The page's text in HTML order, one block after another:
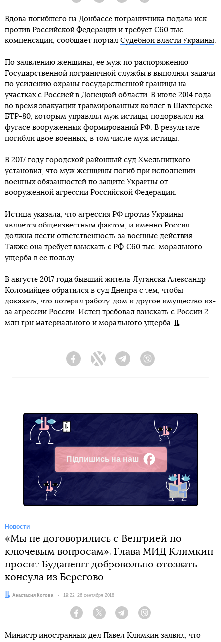
Вдова погибшего на Донбассе пограничника подала иск
против Российской Федерации и требует €60 тыс.
компенсации, сообщает портал Судебной власти Украины.
По заявлению женщины, ее муж по распоряжению
Государственной пограничной службы в выполнял задачи
по усилению охраны государственной границы на
участках с Россией в Донецкой области. В июле 2014 года
во время эвакуации травмированных коллег в Шахтерске
БТР-80, которым управлял муж истицы, подорвался на
фугасе вооруженных формирований РФ. В результате
погибли двое военных, в том числе муж истицы.
В 2017 году городской районный суд Хмельницкого
установил, что муж женщины погиб при исполнении
военных обязанностей по защите Украины от
вооруженной агрессии Российской Федерации.
Истица указала, что агрессия РФ против Украины
является общеизвестным фактом, и именно Россия
должна нести ответственность за военные действия.
Также она требует взыскать с РФ €60 тыс. морального
ущерба в ее пользу.
В августе 2017 года бывший житель Луганска Александр
Коломийцев обратился в суд Днепра с тем, чтобы
доказать, что потерял работу, дом и другое имущество из-
за агрессии России. Истец требовал взыскать с России 2
млн грн материального и морального ущерба.
FacebookTwitter Telegram
Підпишись на наш
Facebook
Новости
«Мы не договорились с Венгрией по
ключевым вопросам». Глава МИД Климкин
просит Будапешт добровольно отозвать
консула из Берегово
Автор:
Анастасия Котова Дата:
19:22, 26 сентября 2018
Facebook Twitter Telegram
Министр иностранных дел Павел Климкин заявил, что